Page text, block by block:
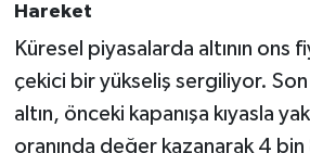
Hareket
Küresel piyasalarda altının ons
çekici bir yükseliş sergiliyor.
altın, önceki kapanışa kıyasla
oranında değer kazanarak 4